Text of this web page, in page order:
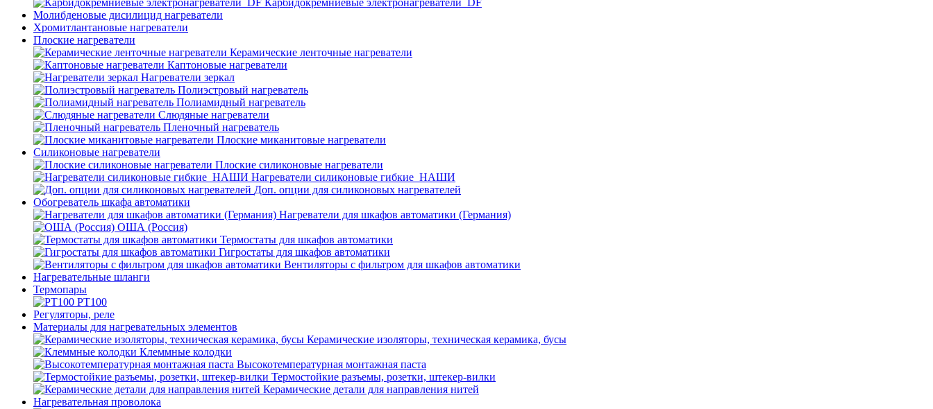
Карбидокремниевые электронагреватели_DF
Молибденовые дисилицид нагреватели
Хромитлантановые нагреватели
Плоские нагреватели
Керамические ленточные нагреватели
Каптоновые нагреватели
Нагреватели зеркал
Полиэстровый нагреватель
Полиамидный нагреватель
Слюдяные нагреватели
Пленочный нагреватель
Плоские миканитовые нагреватели
Силиконовые нагреватели
Плоские силиконовые нагреватели
Нагреватели силиконовые гибкие_НАШИ
Доп. опции для силиконовых нагревателей
Обогреватель шкафа автоматики
Нагреватели для шкафов автоматики (Германия)
ОША (Россия)
Термостаты для шкафов автоматики
Гигростаты для шкафов автоматики
Вентиляторы с фильтром для шкафов автоматики
Нагревательные шланги
Термопары
PT100
Регуляторы, реле
Материалы для нагревательных элементов
Керамические изоляторы, техническая керамика, бусы
Клеммные колодки
Высокотемпературная монтажная паста
Термостойкие разъемы, розетки, штекер-вилки
Керамические детали для направления нитей
Нагревательная проволока